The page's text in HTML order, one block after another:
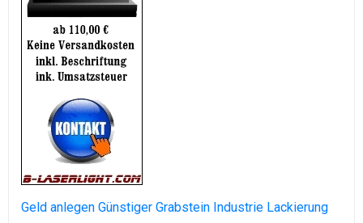
Geld anlegen Günstiger Grabstein Industrie Lackierung